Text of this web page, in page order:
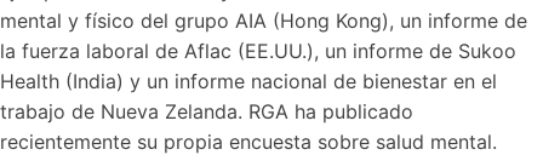
mental y físico del grupo AIA (Hong Kong), un informe de
la fuerza laboral de Aflac (EE.UU.), un informe de Sukoo
Health (India) y un informe nacional de bienestar en el
trabajo de Nueva Zelanda. RGA ha publicado
recientemente su propia encuesta sobre salud mental.